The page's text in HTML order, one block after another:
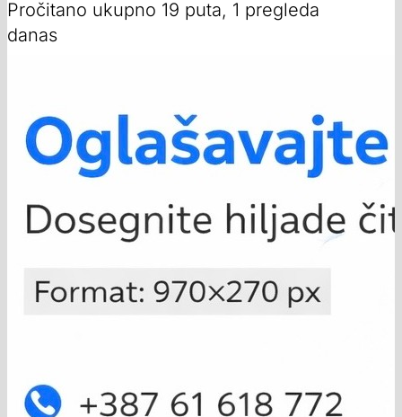
Pročitano ukupno 19 puta, 1 pregleda
danas